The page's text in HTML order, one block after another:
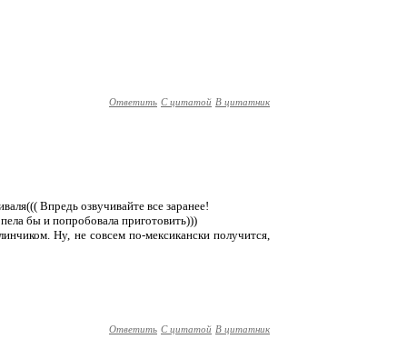
Ответить С цитатой В цитатник
Впредь озвучивайте все заранее!
бы и попробовала приготовить)))
Ну, не совсем по-мексикански получится,
Ответить С цитатой В цитатник